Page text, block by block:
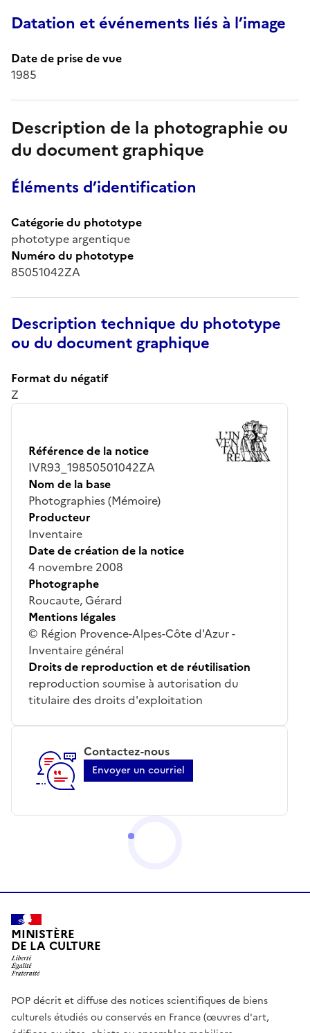
Datation et événements liés à l’image
Date de prise de vue
1985
Description de la photographie ou
du document graphique
Éléments d’identification
Catégorie du phototype
phototype argentique
Numéro du phototype
85051042ZA
Description technique du phototype
ou du document graphique
Format du négatif
Z
Référence de la notice
IVR93_19850501042ZA
Nom de la base
Photographies (Mémoire)
Producteur
Inventaire
Date de création de la notice
4 novembre 2008
Photographe
Roucaute, Gérard
Mentions légales
© Région Provence-Alpes-Côte d'Azur -
Inventaire général
Droits de reproduction et de réutilisation
reproduction soumise à autorisation du
titulaire des droits d'exploitation
Contactez-nous
Envoyer un courriel
MINISTÈRE
DE LA CULTURE
POP décrit et diffuse des notices scientifiques de biens
culturels étudiés ou conservés en France (œuvres d'art,